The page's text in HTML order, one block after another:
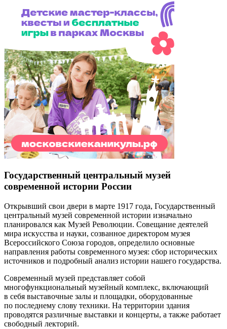
Государственный центральный музей
современной истории России
Открывший свои двери в марте 1917 года, Государственный
центральный музей современной истории изначально
планировался как Музей Революции. Совещание деятелей
мира искусства и науки, созванное директором музея
Всероссийского Союза городов, определило основные
направления работы современного музея: сбор исторических
источников и подробный анализ истории нашего государства.
Современный музей представляет собой
многофункциональный музейный комплекс, включающий
в себя выставочные залы и площадки, оборудованные
по последнему слову техники. На территории здания
проводятся различные выставки и концерты, а также работает
свободный лекторий.